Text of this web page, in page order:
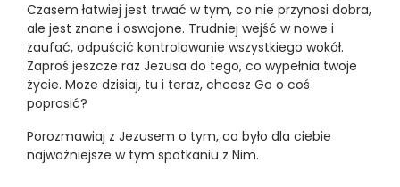
Czasem łatwiej jest trwać w tym, co nie przynosi dobra,
ale jest znane i oswojone. Trudniej wejść w nowe i
zaufać, odpuścić kontrolowanie wszystkiego wokół.
Zaproś jeszcze raz Jezusa do tego, co wypełnia twoje
życie. Może dzisiaj, tu i teraz, chcesz Go o coś
poprosić?
Porozmawiaj z Jezusem o tym, co było dla ciebie
najważniejsze w tym spotkaniu z Nim.